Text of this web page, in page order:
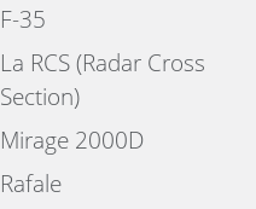
F-35
La RCS (Radar Cross
Section)
Mirage 2000D
Rafale